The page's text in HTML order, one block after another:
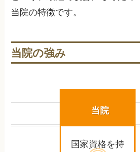
当院の特徴です。
当院の強み
当院
国家資格を持